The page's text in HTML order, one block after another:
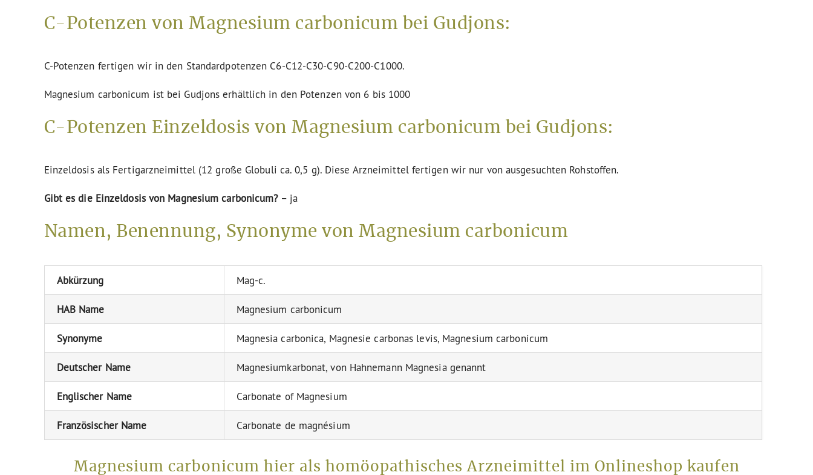
C-Potenzen von Magnesium carbonicum bei Gudjons:
C-Potenzen fertigen wir in den Standardpotenzen C6-C12-C30-C90-C200-C1000.
Magnesium carbonicum ist bei Gudjons erhältlich in den Potenzen von 6 bis 1000
C-Potenzen Einzeldosis von Magnesium carbonicum bei Gudjons:
Einzeldosis als Fertigarzneimittel (12 große Globuli ca. 0,5 g). Diese Arzneimittel fertigen wir nur von ausgesuchten Rohstoffen.
Gibt es die Einzeldosis von Magnesium carbonicum?– ja
Namen, Benennung, Synonyme von Magnesium carbonicum
Abkürzung Mag-c.
HAB Name Magnesium carbonicum
Synonyme Magnesia carbonica, Magnesie carbonas levis, Magnesium carbonicum
Deutscher Name Magnesiumkarbonat, von Hahnemann Magnesia genannt
Englischer Name Carbonate of Magnesium
Französischer Name Carbonate de magnésium
Magnesium carbonicum hier als homöopathisches Arzneimittel im Onlineshop kaufen